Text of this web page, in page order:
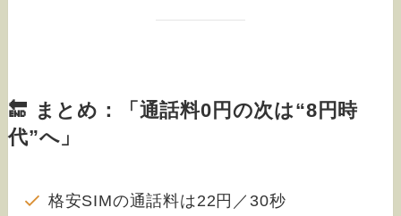
🔚 まとめ：「通話料0円の次は“8円時
代”へ」
格安SIMの通話料は22円／30秒